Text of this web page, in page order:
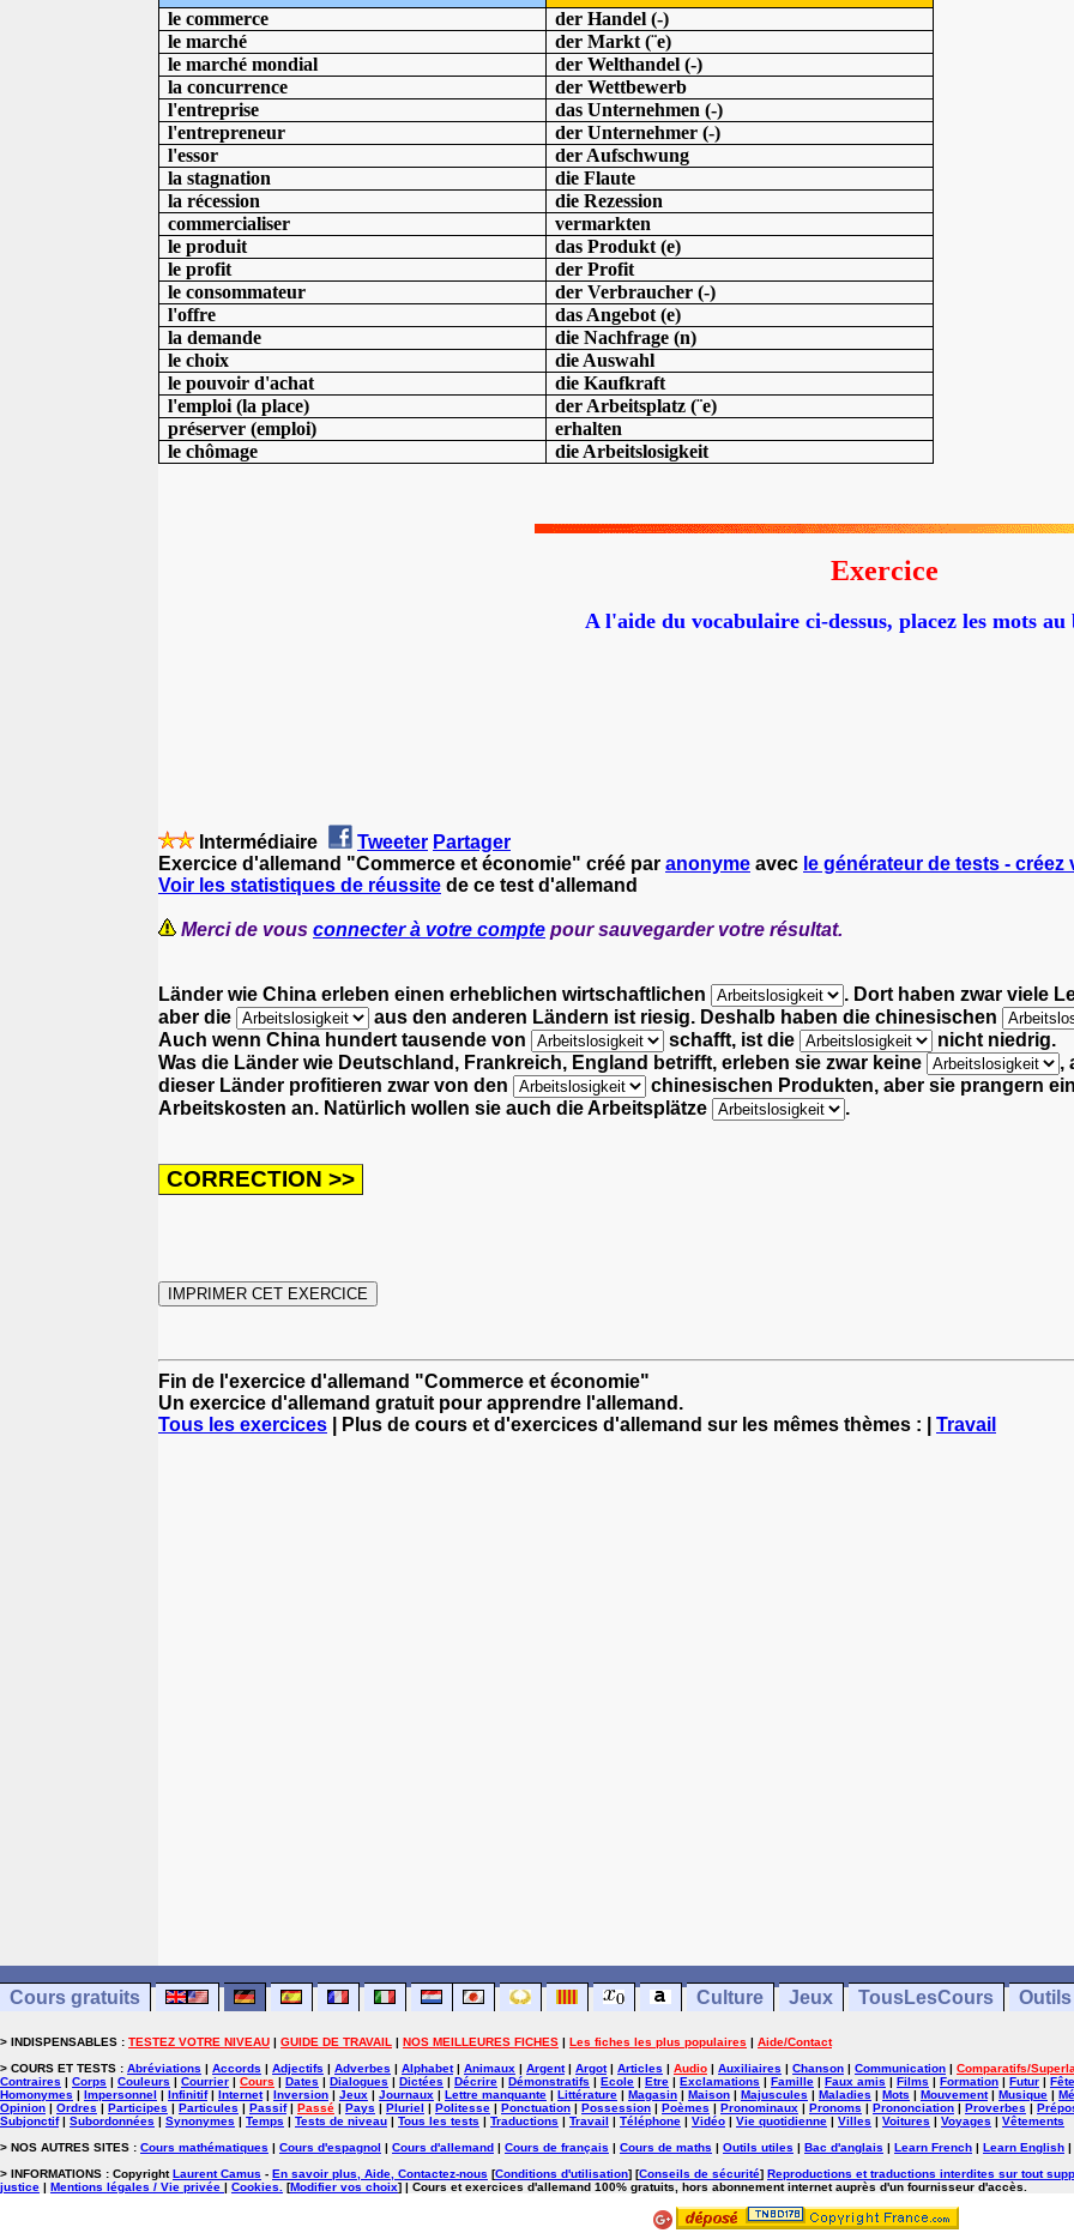
le commerce
der Handel (-)
le marché
der Markt (¨e)
le marché mondial
der Welthandel (-)
la concurrence
der Wettbewerb
l'entreprise
das Unternehmen (-)
l'entrepreneur
der Unternehmer (-)
l'essor
der Aufschwung
la stagnation
die Flaute
la récession
die Rezession
commercialiser
vermarkten
le produit
das Produkt (e)
le profit
der Profit
le consommateur
der Verbraucher (-)
l'offre
das Angebot (e)
la demande
die Nachfrage (n)
le choix
die Auswahl
le pouvoir d'achat
die Kaufkraft
l'emploi (la place)
der Arbeitsplatz (¨e)
préserver (emploi)
erhalten
le chômage
die Arbeitslosigkeit
Exercice
A l'aide du vocabulaire ci-dessus, placez les mots
Intermédiaire Tweeter Partager
Exercice d'allemand "Commerce et économie" créé par anonyme avec le générateur de tests -
Voir les statistiques de réussite de ce test d'allemand
Merci de vous connecter à votre compte pour sauvegarder votre résultat.
Länder wie China erleben einen erheblichen wirtschaftlichen . Dort haben zwar viele
aber die
aus den anderen Ländern ist riesig. Deshalb haben die chinesischen
Auch wenn China hundert tausende von
schafft, ist die
nicht niedrig.
Was die Länder wie Deutschland, Frankreich, England betrifft, erleben sie zwar keine
,
dieser Länder profitieren zwar von den chinesischen Produkten, aber sie prangern
Arbeitskosten an. Natürlich wollen sie auch die Arbeitsplätze .
Fin de l'exercice d'allemand "Commerce et économie"
Un exercice d'allemand gratuit pour apprendre l'allemand.
Tous les exercices | Plus de cours et d'exercices d'allemand sur les mêmes thèmes : | Travail
Cours gratuits Culture Jeux TousLesCours Outils
> INDISPENSABLES : TESTEZ VOTRE NIVEAU | GUIDE DE TRAVAIL | NOS MEILLEURES FICHES | Les fiches les plus populaires | Aide/Contact
> COURS ET TESTS : Abréviations | Accords | Adjectifs | Adverbes | Alphabet| Animaux | Argent| Argot| Articles | Audio | Auxiliaires | Chanson | Communication | Comparatifs/
Contraires | Corps | Couleurs | Courrier | Cours | Dates | Dialogues | Dictées | Décrire | Démonstratifs | Ecole | Etre | Exclamations | Famille | Faux amis | Films | Formation | Futur |
Homonymes | Impersonnel | Infinitif| Internet| Inversion | Jeux | Journaux | Lettre manquante | Littérature | Magasin | Maison | Majuscules | Maladies | Mots | Mouvement| Musique |
Opinion | Ordres | Participes | Particules | Passif| Passé | Pays | Pluriel | Politesse | Ponctuation | Possession | Poèmes | Pronominaux | Pronoms | Prononciation | Proverbes |
Subjonctif| Subordonnées | Synonymes | Temps | Tests de niveau | Tous les tests | Traductions | Travail | Téléphone | Vidéo | Vie quotidienne | Villes | Voitures | Voyages | Vêtements
> NOS AUTRES SITES : Cours mathématiques | Cours d'espagnol | Cours d'allemand | Cours de français | Cours de maths | Outils utiles | Bac d'anglais | Learn French | Learn English |
> INFORMATIONS : CopyrightLaurent Camus - En savoir plus, Aide, Contactez-nous [Conditions d'utilisation] [Conseils de sécurité] Reproductions et traductions interdites sur tout
justice | Mentions légales / Vie privée | Cookies [Modifier vos choix] | Cours et exercices d'allemand 100% gratuits, hors abonnement internet auprès d'un fournisseur d'accès.